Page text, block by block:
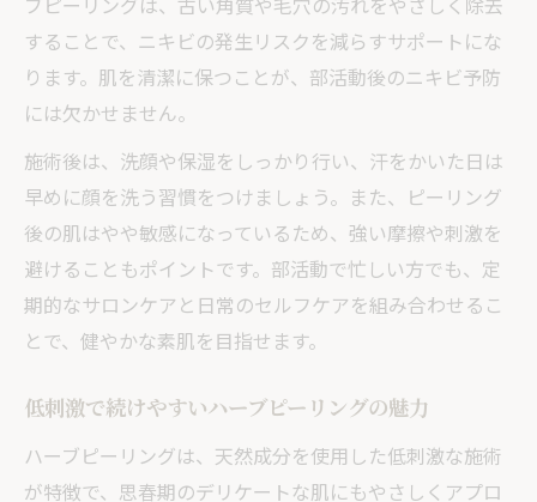
することで、ニキビの発生リスクを減らすサポートにな
ります。肌を清潔に保つことが、部活動後のニキビ予防
には欠かせません。
施術後は、洗顔や保湿をしっかり行い、汗をかいた日は
早めに顔を洗う習慣をつけましょう。また、ピーリング
後の肌はやや敏感になっているため、強い摩擦や刺激を
避けることもポイントです。部活動で忙しい方でも、定
期的なサロンケアと日常のセルフケアを組み合わせるこ
とで、健やかな素肌を目指せます。
低刺激で続けやすいハーブピーリングの魅力
ハーブピーリングは、天然成分を使用した低刺激な施術
が特徴で、思春期のデリケートな肌にもやさしくアプロ